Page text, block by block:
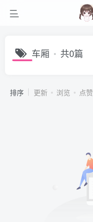
车厢 共0篇
排序 更新 浏览 点赞